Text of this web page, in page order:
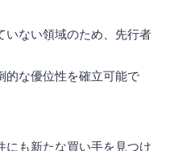
いない領域のため、先行者
的な優位性を確立可能で
にも新たな買い手を見つけ